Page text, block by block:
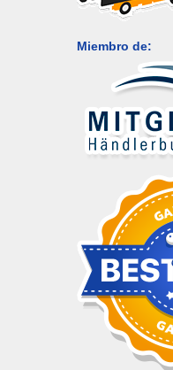
Miembro de: